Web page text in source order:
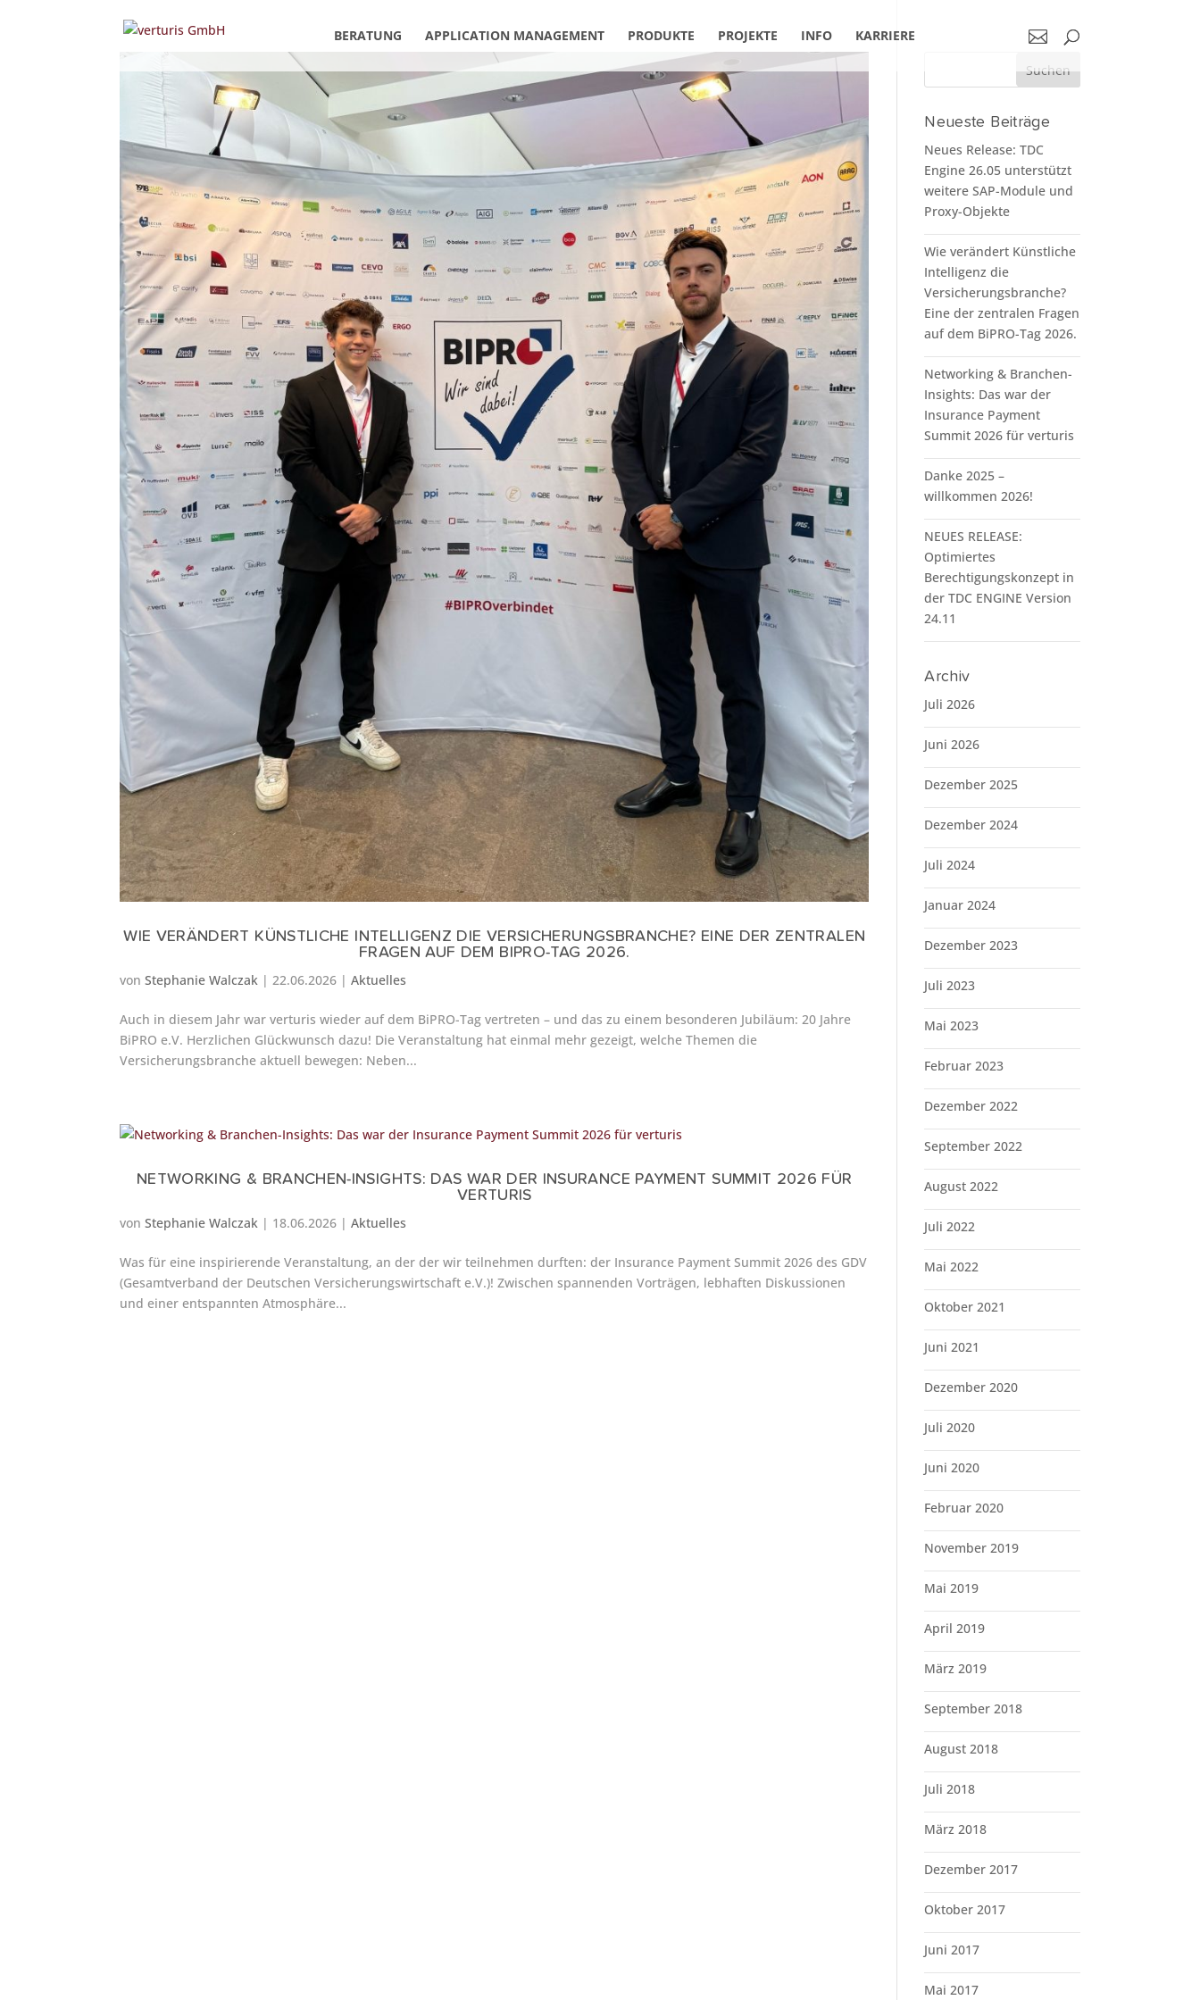
BERATUNG APPLICATION MANAGEMENT PRODUKTE PROJEKTE INFO KARRIERE
WIE VERÄNDERT KÜNSTLICHE INTELLIGENZ DIE VERSICHERUNGSBRANCHE? EINE DER ZENTRALEN
FRAGEN AUF DEM BIPRO-TAG 2026.
vonStephanie Walczak |22.06.2026 |Aktuelles
Auch in diesem Jahr war verturis wieder auf dem BiPRO-Tag vertreten – und das zu einem besonderen Jubiläum: 20 Jahre
BiPRO e.V. Herzlichen Glückwunsch dazu! Die Veranstaltung hat einmal mehr gezeigt, welche Themen die
Versicherungsbranche aktuell bewegen: Neben...
NETWORKING & BRANCHEN-INSIGHTS: DAS WAR DER INSURANCE PAYMENT SUMMIT 2026 FÜR
VERTURIS
vonStephanie Walczak | 18.06.2026 |Aktuelles
Was für eine inspirierende Veranstaltung, an der der wir teilnehmen durften: der Insurance Payment Summit 2026 des GDV
(Gesamtverband der Deutschen Versicherungswirtschaft e.V.)! Zwischen spannenden Vorträgen, lebhaften Diskussionen
und einer entspannten Atmosphäre...
Neueste Beiträge
Neues Release: TDC
Engine 26.05 unterstützt
weitere SAP-Module und
Proxy-Objekte
Wie verändert Künstliche
Intelligenz die
Versicherungsbranche?
Eine der zentralen Fragen
auf dem BiPRO-Tag 2026.
Networking & Branchen-
Insights: Das war der
Insurance Payment
Summit 2026 für verturis
Danke 2025 –
willkommen 2026!
NEUES RELEASE:
Optimiertes
Berechtigungskonzept in
der TDC ENGINE Version
24.11
Archiv
Juli 2026
Juni 2026
Dezember 2025
Dezember 2024
Juli 2024
Januar 2024
Dezember 2023
Juli 2023
Mai 2023
Februar 2023
Dezember 2022
September 2022
August 2022
Juli 2022
Mai 2022
Oktober 2021
Juni 2021
Dezember 2020
Juli 2020
Juni 2020
Februar 2020
November 2019
Mai 2019
April 2019
März 2019
September 2018
August 2018
Juli 2018
März 2018
Dezember 2017
Oktober 2017
Juni 2017
Mai 2017